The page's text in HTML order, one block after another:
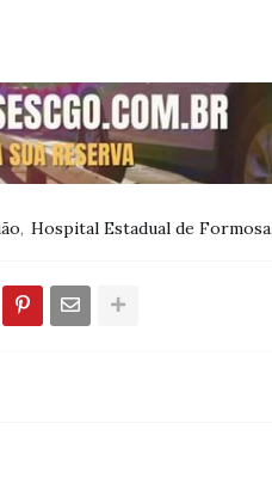
Hospital Estadual de Formosa